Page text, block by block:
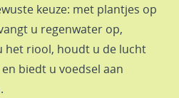
keuze: met plantjes op
u regenwater op,
het riool, houdt u de lucht
biedt u voedsel aan